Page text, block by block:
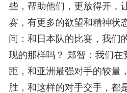
些，帮助他们，更放得开，
赛，有更多的欲望和精神状
问：和日本队的比赛，我们
现的那样吗？ 郑智：我们在
距，和亚洲最强对手的较量
胜，和这样的对手交手，都